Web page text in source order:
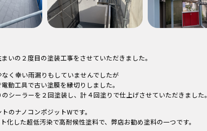
いの２度目の塗装工事をさせていただきました。
く幸い雨漏りもしていませんでしたが
動工具で古い塗膜を縁切りしました。
シーラーを２回塗装し、計４回塗りで仕上げさせていただきました。
のナノコンポジットWです。
した超低汚染で高耐候性塗料で、弊店お勧め塗料の一つです。